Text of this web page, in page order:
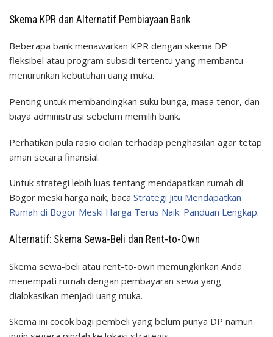
Skema KPR dan Alternatif Pembiayaan Bank
Beberapa bank menawarkan KPR dengan skema DP
fleksibel atau program subsidi tertentu yang membantu
menurunkan kebutuhan uang muka.
Penting untuk membandingkan suku bunga, masa tenor, dan
biaya administrasi sebelum memilih bank.
Perhatikan pula rasio cicilan terhadap penghasilan agar tetap
aman secara finansial.
Untuk strategi lebih luas tentang mendapatkan rumah di
Bogor meski harga naik, baca Strategi Jitu Mendapatkan
Rumah di Bogor Meski Harga Terus Naik: Panduan Lengkap.
Alternatif: Skema Sewa-Beli dan Rent-to-Own
Skema sewa-beli atau rent-to-own memungkinkan Anda
menempati rumah dengan pembayaran sewa yang
dialokasikan menjadi uang muka.
Skema ini cocok bagi pembeli yang belum punya DP namun